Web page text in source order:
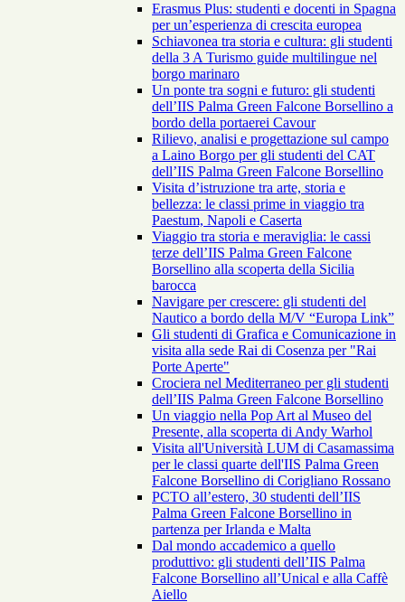
Erasmus Plus: studenti e docenti in Spagna
per un’esperienza di crescita europea
Schiavonea tra storia e cultura: gli studenti
della 3 A Turismo guide multilingue nel
borgo marinaro
Un ponte tra sogni e futuro: gli studenti
dell’IIS Palma Green Falcone Borsellino a
bordo della portaerei Cavour
Rilievo, analisi e progettazione sul campo
a Laino Borgo per gli studenti del CAT
dell’IIS Palma Green Falcone Borsellino
Visita d’istruzione tra arte, storia e
bellezza: le classi prime in viaggio tra
Paestum, Napoli e Caserta
Viaggio tra storia e meraviglia: le cassi
terze dell’IIS Palma Green Falcone
Borsellino alla scoperta della Sicilia
barocca
Navigare per crescere: gli studenti del
Nautico a bordo della M/V “Europa Link”
Gli studenti di Grafica e Comunicazione in
visita alla sede Rai di Cosenza per "Rai
Porte Aperte"
Crociera nel Mediterraneo per gli studenti
dell’IIS Palma Green Falcone Borsellino
Un viaggio nella Pop Art al Museo del
Presente, alla scoperta di Andy Warhol
Visita all'Università LUM di Casamassima
per le classi quarte dell'IIS Palma Green
Falcone Borsellino di Corigliano Rossano
PCTO all’estero, 30 studenti dell’IIS
Palma Green Falcone Borsellino in
partenza per Irlanda e Malta
Dal mondo accademico a quello
produttivo: gli studenti dell’IIS Palma
Falcone Borsellino all’Unical e alla Caffè
Aiello